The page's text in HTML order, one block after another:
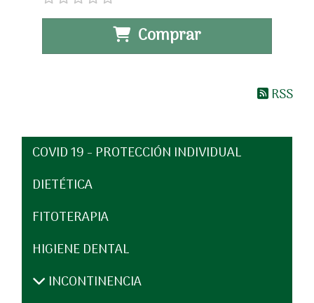
Comprar
RSS
COVID 19 - PROTECCIÓN INDIVIDUAL
DIETÉTICA
FITOTERAPIA
HIGIENE DENTAL
INCONTINENCIA